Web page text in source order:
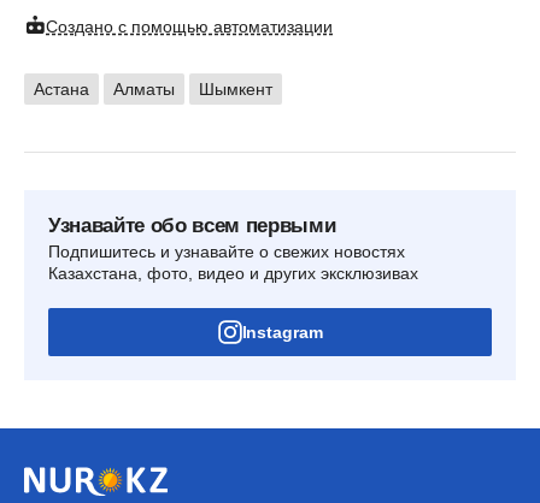
Создано с помощью автоматизации
Астана Алматы Шымкент
Узнавайте обо всем первыми
Подпишитесь и узнавайте о свежих новостях
Казахстана, фото, видео и других эксклюзивах
Instagram